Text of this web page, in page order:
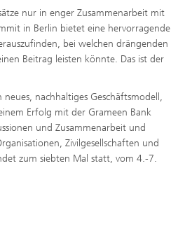
nur in enger Zusammenarbeit mit
in Berlin bietet eine hervorragende
bei welchen drängenden
Beitrag leisten könnte. Das ist der
nachhaltiges Geschäftsmodell,
Erfolg mit der Grameen Bank
und Zusammenarbeit und
Zivilgesellschaften und
zum siebten Mal statt, vom 4.-7.